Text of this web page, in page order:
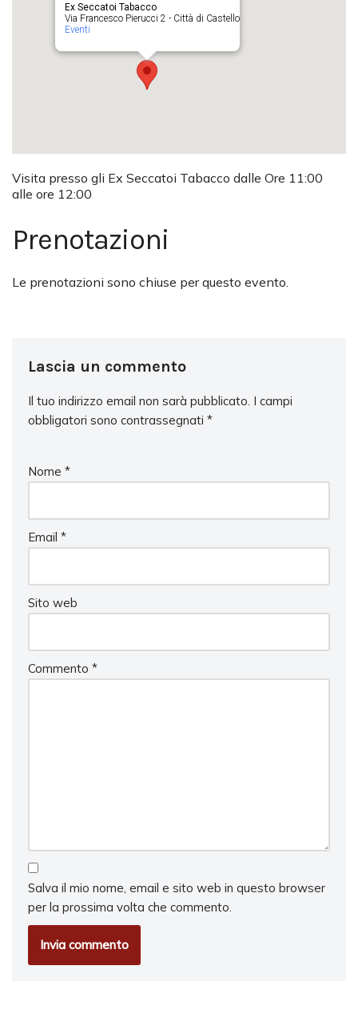
Ex Seccatoi Tabacco
Via Francesco Pierucci 2 - Città di Castello
Eventi
Visita presso gli Ex Seccatoi Tabacco dalle Ore 11:00
alle ore 12:00
Prenotazioni
Le prenotazioni sono chiuse per questo evento.
Lascia un commento
Il tuo indirizzo email non sarà pubblicato. I campi
obbligatori sono contrassegnati *
Nome *
Email *
Sito web
Commento *
Salva il mio nome, email e sito web in questo browser
per la prossima volta che commento.